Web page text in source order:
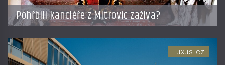
Pohřbili kancléře z Mitrovic zaživa?
iluxus.cz